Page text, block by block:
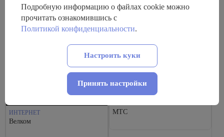
ИНТЕРНЕТ
ИНТЕРНЕТ
ИНТЕРНЕТ
Велком
МТС
Подробную информацию о файлах cookie можно
прочитать ознакомившись с
Политикой конфиденциальности.
Настроить куки
Принять настройки